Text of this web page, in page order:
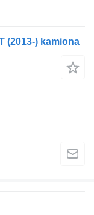
(2013-) kamiona